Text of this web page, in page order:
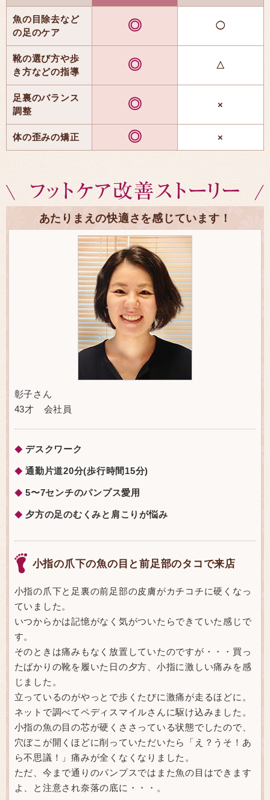
魚の目除去など
の足のケア
◎ ◯
靴の選び方や歩
き方などの指導
◎ △
足裏のバランス
調整
◎ ×
体の歪みの矯正 ◎ ×
あたりまえの快適さを感じています！
彰子さん
43才 会社員
◆ デスクワーク
◆ 通勤片道20分(歩行時間15分)
◆ 5〜7センチのパンプス愛用
◆ 夕方の足のむくみと肩こりが悩み
小指の爪下の魚の目と前足部のタコで来店
小指の爪下と足裏の前足部の皮膚がカチコチに硬くなっ
ていました。
いつからかは記憶がなく気がついたらできていた感じで
す。
そのときは痛みもなく放置していたのですが・・・買っ
たばかりの靴を履いた日の夕方、小指に激しい痛みを感
じました。
立っているのがやっとで歩くたびに激痛が走るほどに。
ネットで調べてペディスマイルさんに駆け込みました。
小指の魚の目の芯が硬くささっている状態でしたので、
穴ぼこが開くほどに削っていただいたら「え？うそ！あ
ら不思議！」痛みが全くなくなりました。
ただ、今まで通りのパンプスではまた魚の目はできます
よ、と注意され奈落の底に・・・。